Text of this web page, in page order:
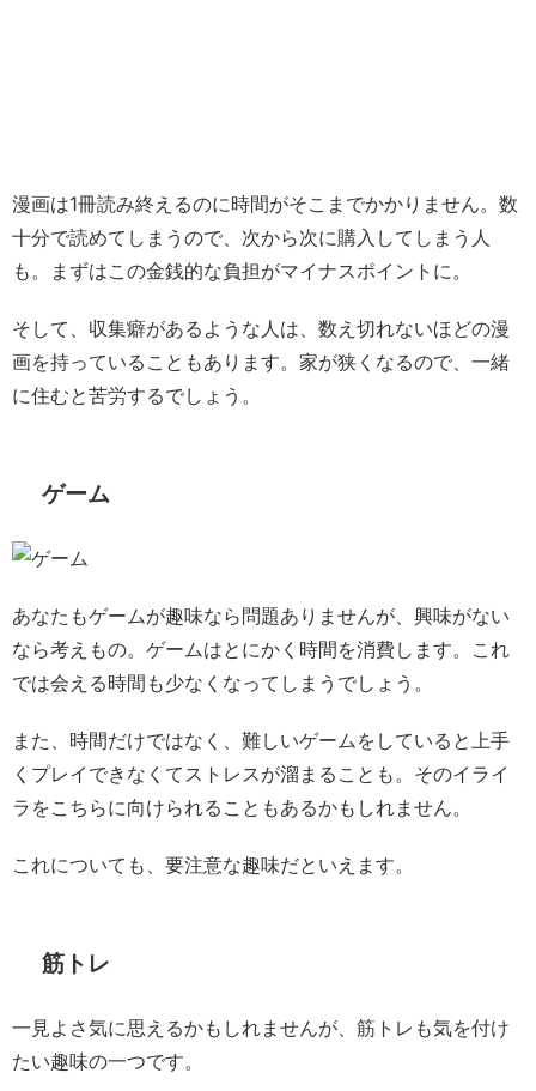
漫画は1冊読み終えるのに時間がそこまでかかりません。数
十分で読めてしまうので、次から次に購入してしまう人
も。まずはこの金銭的な負担がマイナスポイントに。
そして、収集癖があるような人は、数え切れないほどの漫
画を持っていることもあります。家が狭くなるので、一緒
に住むと苦労するでしょう。
ゲーム
あなたもゲームが趣味なら問題ありませんが、興味がない
なら考えもの。ゲームはとにかく時間を消費します。これ
では会える時間も少なくなってしまうでしょう。
また、時間だけではなく、難しいゲームをしていると上手
くプレイできなくてストレスが溜まることも。そのイライ
ラをこちらに向けられることもあるかもしれません。
これについても、要注意な趣味だといえます。
筋トレ
一見よさ気に思えるかもしれませんが、筋トレも気を付け
たい趣味の一つです。